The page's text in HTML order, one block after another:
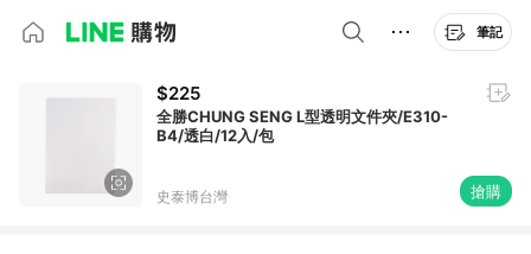
筆記
$225
全勝CHUNG SENG L型透明文件夾/E310-
B4/透白/12入/包
史泰博台灣 搶購